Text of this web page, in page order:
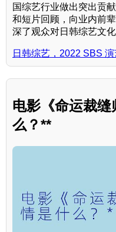
国综艺行业做出突出贡
和短片回顾，向业内前
深了观众对日韩综艺文化
日韩综艺，2022 SBS
电影《命运裁
么？**